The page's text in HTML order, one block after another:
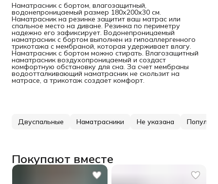
Наматрасник с бортом, влагозащитный,
водонепроницаемый размер 180х200х30 см.
Наматрасник на резинке защитит ваш матрас или
спальное место на диване. Резинка по периметру
надежно его зафиксирует. Водонепроницаемый
наматрасник с бортом выполнен из гипоаллергенного
трикотажа с мембраной, которая удерживает влагу.
Наматрасник с бортом можно стирать. Влагозащитный
наматрасник воздухопроницаемый и создаст
комфортную обстановку для сна. За счет мембраны
водоотталкивающий наматрасник не скользит на
матрасе, а трикотаж создает комфорт.
Двуспальные Наматрасники Не указана
Покупают вместе